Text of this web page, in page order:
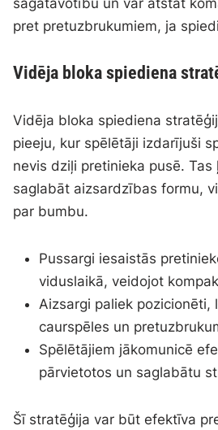
sagatavotību un var atstāt
pret pretuzbrukumiem, ja
Vidēja bloka spiediena
Vidēja bloka spiediena
pieeju, kur spēlētāji izdarījuši
nevis dziļi pretinieka pusē. Tas
saglabāt aizsardzības formu,
par bumbu.
Pussargi iesaistās
viduslaikā, veidojot
Aizsargi paliek pozicionēti,
caurspēles un
Spēlētājiem jākomunicē
pārvietotos un saglabātu
Šī stratēģija var būt efektīva